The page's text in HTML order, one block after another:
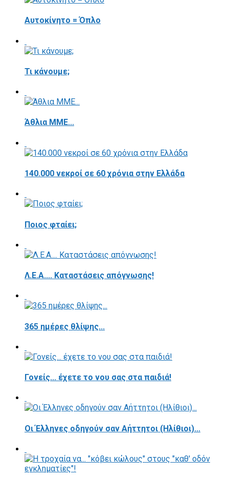
Αυτοκίνητο = Όπλο
Τι κάνουμε;
Άθλια ΜΜΕ...
140.000 νεκροί σε 60 χρόνια στην Ελλάδα
Ποιος φταίει;
Λ.Ε.Α.... Καταστάσεις απόγνωσης!
365 ημέρες θλίψης...
Γονείς... έχετε το νου σας στα παιδιά!
Οι Έλληνες οδηγούν σαν Αήττητοι (Ηλίθιοι)...